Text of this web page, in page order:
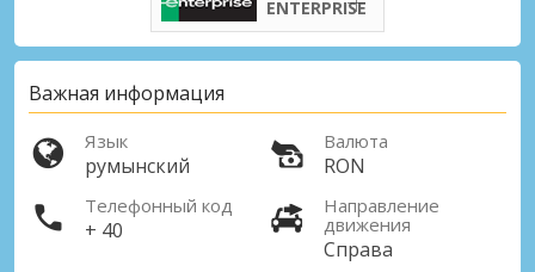
ENTERPRISE
Важная информация
Язык
румынский
Валюта
RON
Телефонный код
+ 40
Направление
движения
Справа